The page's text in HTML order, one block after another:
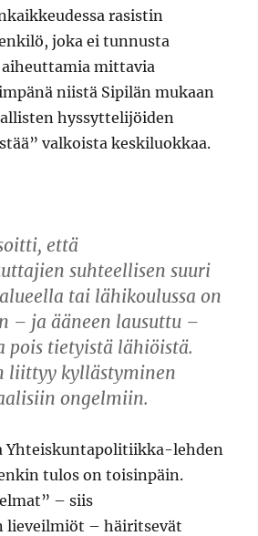
rasistin
joka ei tunnusta
mittavia
niistä Sipilän mukaan
hyssyttelijöiden
valkoista keskiluokkaa.
että
suhteellisen suuri
tai lähikoulussa on
– ja ääneen lausuttu –
pois tietyistä lähiöistä.
liittyy kyllästyminen
ongelmiin.
Yhteiskuntapolitiikka-lehden
tulos on toisinpäin.
– siis
lieveilmiöt – häiritsevät